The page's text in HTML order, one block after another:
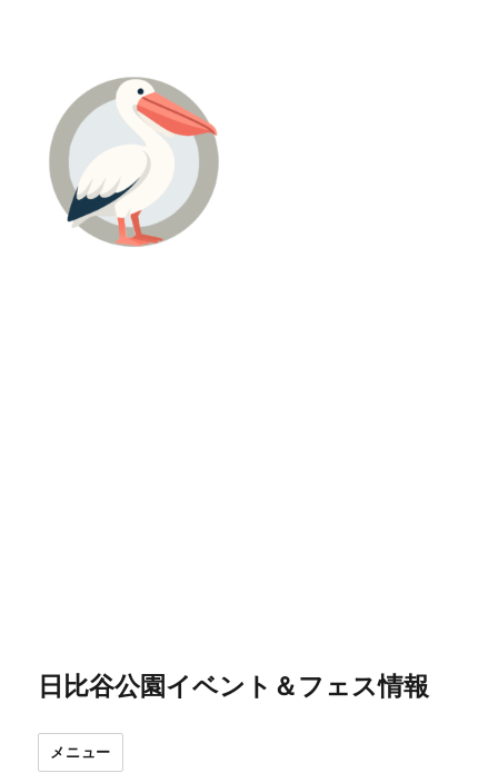
日比谷公園イベント＆フェス情報
メニュー